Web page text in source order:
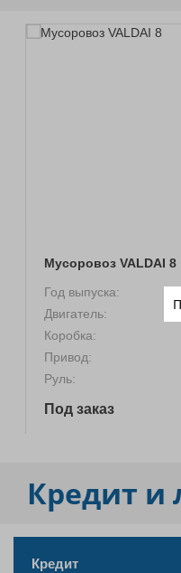
Мусоровоз VALDAI 8
Год выпуска:
Двигатель:
Коробка:
Привод:
Руль:
Под заказ
Кредит и
Кредит